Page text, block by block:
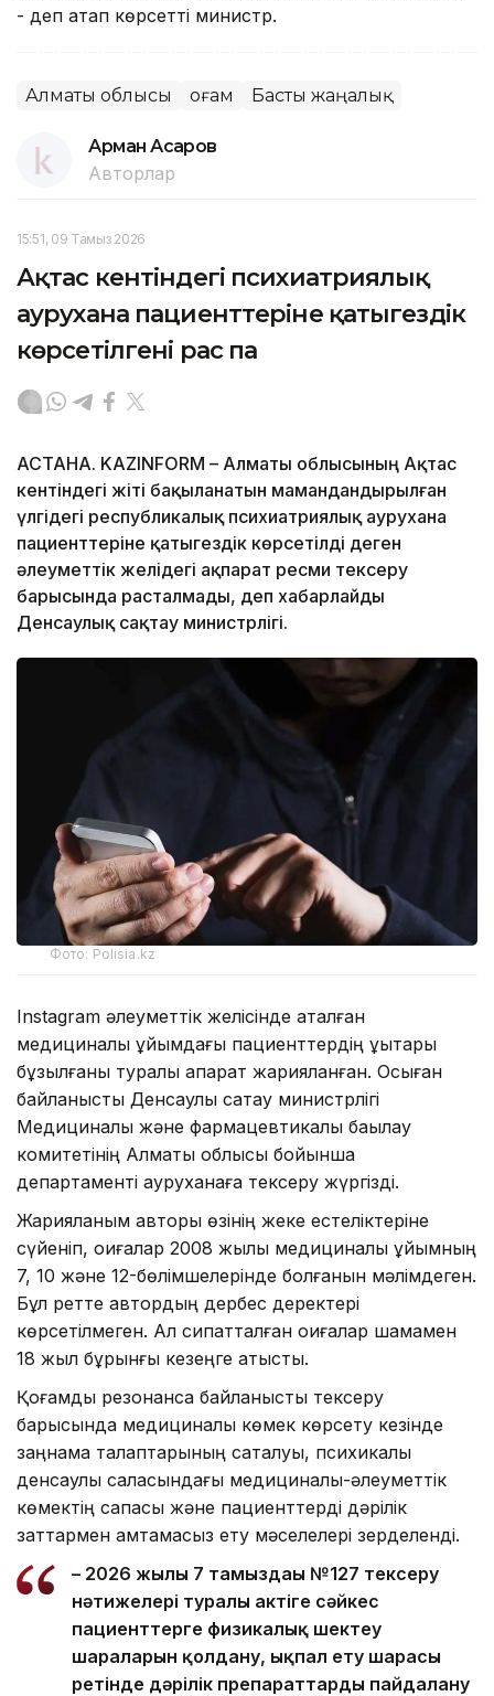
- деп атап көрсетті министр.
Алматы облысы Қоғам Басты жаңалық
Арман Асқаров
Авторлар
15:51, 09 Тамыз 2026
Ақтас кентіндегі психиатриялық
аурухана пациенттеріне қатыгездік
көрсетілгені рас па
АСТАНА. KAZINFORM – Алматы облысының Ақтас
кентіндегі жіті бақыланатын мамандандырылған
үлгідегі республикалық психиатриялық аурухана
пациенттеріне қатыгездік көрсетілді деген
әлеуметтік желідегі ақпарат ресми тексеру
барысында расталмады, деп хабарлайды
Денсаулық сақтау министрлігі.
Фото: Polisia.kz
Instagram әлеуметтік желісінде аталған
медициналық ұйымдағы пациенттердің құқықтары
бұзылғаны туралы ақпарат жарияланған. Осыған
байланысты Денсаулық сақтау министрлігі
Медициналық және фармацевтикалық бақылау
комитетінің Алматы облысы бойынша
департаменті ауруханаға тексеру жүргізді.
Жарияланым авторы өзінің жеке естеліктеріне
сүйеніп, оқиғалар 2008 жылы медициналық ұйымның
7, 10 және 12-бөлімшелерінде болғанын мәлімдеген.
Бұл ретте автордың дербес деректері
көрсетілмеген. Ал сипатталған оқиғалар шамамен
18 жыл бұрынғы кезеңге қатысты.
Қоғамдық резонансқа байланысты тексеру
барысында медициналық көмек көрсету кезінде
заңнама талаптарының сақталуы, психикалық
денсаулық саласындағы медициналық-әлеуметтік
көмектің сапасы және пациенттерді дәрілік
заттармен қамтамасыз ету мәселелері зерделенді.
– 2026 жылғы 7 тамыздағы №127 тексеру
нәтижелері туралы актіге сәйкес
пациенттерге физикалық шектеу
шараларын қолдану, ықпал ету шарасы
ретінде дәрілік препараттарды пайдалану